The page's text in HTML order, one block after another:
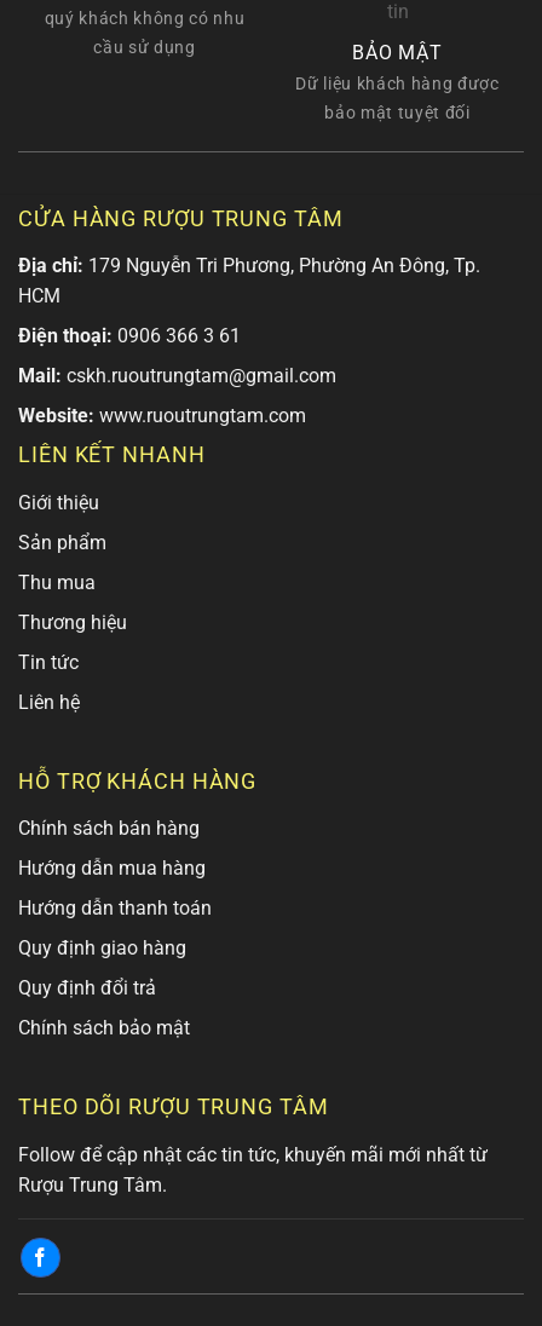
quý khách không có nhu
cầu sử dụng
BẢO MẬT
Dữ liệu khách hàng được
bảo mật tuyệt đối
CỬA HÀNG RƯỢU TRUNG TÂM
Địa chỉ: 179 Nguyễn Tri Phương, Phường An Đông, Tp.
HCM
Điện thoại: 0906 366 3 61
Mail: cskh.ruoutrungtam@gmail.com
Website: www.ruoutrungtam.com
LIÊN KẾT NHANH
Giới thiệu
Sản phẩm
Thu mua
Thương hiệu
Tin tức
Liên hệ
HỖ TRỢ KHÁCH HÀNG
Chính sách bán hàng
Hướng dẫn mua hàng
Hướng dẫn thanh toán
Quy định giao hàng
Quy định đổi trả
Chính sách bảo mật
THEO DÕI RƯỢU TRUNG TÂM
Follow để cập nhật các tin tức, khuyến mãi mới nhất từ
Rượu Trung Tâm.